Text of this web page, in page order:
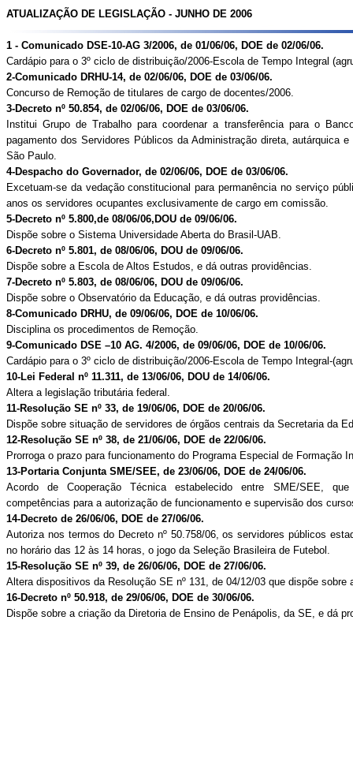
ATUALIZAÇÃO DE LEGISLAÇÃO - JUNHO DE 2006
1 - Comunicado DSE-10-AG 3/2006, de 01/06/06, DOE de 02/06/06.
Cardápio para o 3º ciclo de distribuição/2006-Escola de Tempo Integral
2-Comunicado DRHU-14, de 02/06/06, DOE de 03/06/06.
Concurso de Remoção de titulares de cargo de docentes/2006.
3-Decreto nº 50.854, de 02/06/06, DOE de 03/06/06.
Institui Grupo de Trabalho para coordenar a transferência para o
pagamento dos Servidores Públicos da Administração direta, autárquica
São Paulo.
4-Despacho do Governador, de 02/06/06, DOE de 03/06/06.
Excetuam-se da vedação constitucional para permanência no serviço
anos os servidores ocupantes exclusivamente de cargo em comissão.
5-Decreto nº 5.800,de 08/06/06,DOU de 09/06/06.
Dispõe sobre o Sistema Universidade Aberta do Brasil-UAB.
6-Decreto nº 5.801, de 08/06/06, DOU de 09/06/06.
Dispõe sobre a Escola de Altos Estudos, e dá outras providências.
7-Decreto nº 5.803, de 08/06/06, DOU de 09/06/06.
Dispõe sobre o Observatório da Educação, e dá outras providências.
8-Comunicado DRHU, de 09/06/06, DOE de 10/06/06.
Disciplina os procedimentos de Remoção.
9-Comunicado DSE –10 AG. 4/2006, de 09/06/06, DOE de 10/06/06.
Cardápio para o 3º ciclo de distribuição/2006-Escola de Tempo Integral-
10-Lei Federal nº 11.311, de 13/06/06, DOU de 14/06/06.
Altera a legislação tributária federal.
11-Resolução SE nº 33, de 19/06/06, DOE de 20/06/06.
Dispõe sobre situação de servidores de órgãos centrais da Secretaria da
12-Resolução SE nº 38, de 21/06/06, DOE de 22/06/06.
Prorroga o prazo para funcionamento do Programa Especial de Formação
13-Portaria Conjunta SME/SEE, de 23/06/06, DOE de 24/06/06.
Acordo de Cooperação Técnica estabelecido entre SME/SEE,
competências para a autorização de funcionamento e supervisão dos
14-Decreto de 26/06/06, DOE de 27/06/06.
Autoriza nos termos do Decreto nº 50.758/06, os servidores públicos
no horário das 12 às 14 horas, o jogo da Seleção Brasileira de Futebol.
15-Resolução SE nº 39, de 26/06/06, DOE de 27/06/06.
Altera dispositivos da Resolução SE nº 131, de 04/12/03 que dispõe sobre
16-Decreto nº 50.918, de 29/06/06, DOE de 30/06/06.
Dispõe sobre a criação da Diretoria de Ensino de Penápolis, da SE, e dá